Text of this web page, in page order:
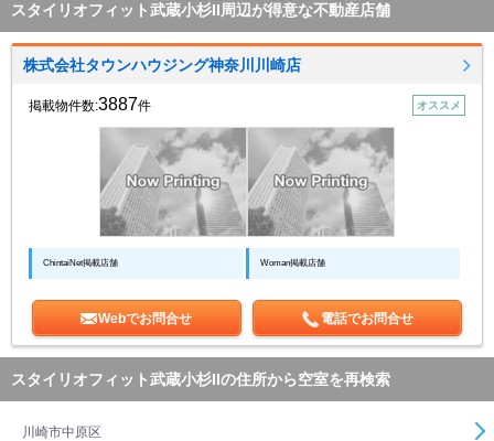
スタイリオフィット武蔵小杉II周辺が得意な不動産店舗
株式会社タウンハウジング神奈川川崎店
掲載物件数:3887件 オススメ
ChintaiNet掲載店舗 Woman掲載店舗
Webでお問合せ 電話でお問合せ
スタイリオフィット武蔵小杉IIの住所から空室を再検索
川崎市中原区